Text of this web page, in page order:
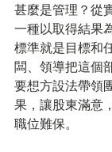
甚麼是管理？從
一種以取得結果
標準就是目標和
闆、領導把這個
要想方設法帶領
果，讓股東滿意
職位難保。